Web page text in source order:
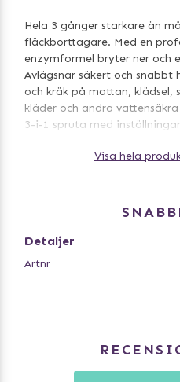
Hela 3 gånger starkare än
fläckborttagare. Med en
enzymformel bryter ner och
Avlägsnar säkert och
och kräk på mattan, klädsel,
kläder och andra
3-i-1 spruta med
sedan verka i minst 5 min,
dygn. Dammsug sedan bort
Visa hela
Detaljer
Artnr